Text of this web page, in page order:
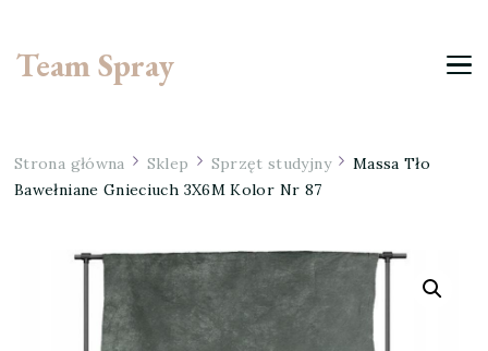
Team Spray
Strona główna Sklep Sprzęt studyjny
Massa Tło
Bawełniane Gnieciuch 3X6M Kolor Nr 87